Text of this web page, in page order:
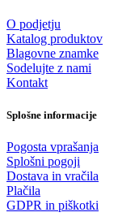
O podjetju
Katalog produktov
Blagovne znamke
Sodelujte z nami
Kontakt
Splošne informacije
Pogosta vprašanja
Splošni pogoji
Dostava in vračila
Plačila
GDPR in piškotki